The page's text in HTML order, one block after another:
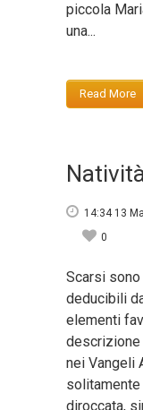
piccola
una...
Read More
14:34 13
0
Scarsi
deducibili
elementi
descrizione
nei Vangeli
solitamente
diroccata,